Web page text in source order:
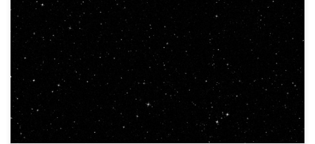
Dans le dernier article, nous avons vu quelles sont les caractéristiques
fondamentales des étoiles à savoir leur masse, leur luminosité et leur
température. Nous avons vu qu'elle était constituée de différentes couches,
toutes ayant un rôle bien précis dans la stabilité de l'étoile. Nous avons
également vu quelle était l'origine […]